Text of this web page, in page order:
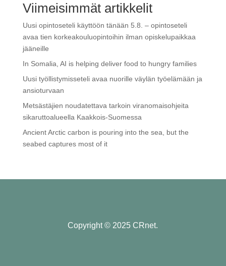
Viimeisimmät artikkelit
Uusi opintoseteli käyttöön tänään 5.8. – opintoseteli
avaa tien korkeakouluopintoihin ilman opiskelupaikkaa
jääneille
In Somalia, AI is helping deliver food to hungry families
Uusi työllistymisseteli avaa nuorille väylän työelämään ja
ansioturvaan
Metsästäjien noudatettava tarkoin viranomaisohjeita
sikaruttoalueella Kaakkois-Suomessa
Ancient Arctic carbon is pouring into the sea, but the
seabed captures most of it
Copyright © 2025 CRnet.